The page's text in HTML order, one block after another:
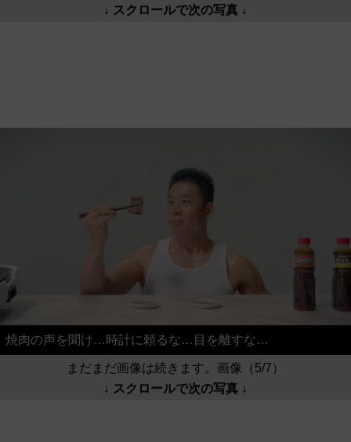
↓ スクロールで次の写真 ↓
焼肉の声を聞け…時計に頼るな…目を離すな…
まだまだ画像は続きます。画像（5/7）
↓ スクロールで次の写真 ↓